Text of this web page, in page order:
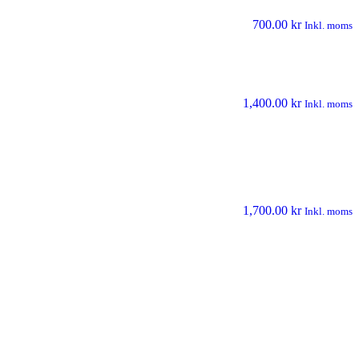
700.00 kr Inkl. moms
1,400.00 kr Inkl. moms
1,700.00 kr Inkl. moms